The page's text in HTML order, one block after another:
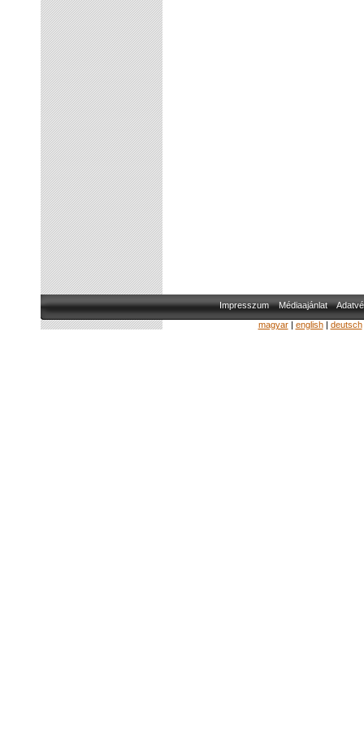
Impresszum Médiaajánlat
magyar| english| deutsch